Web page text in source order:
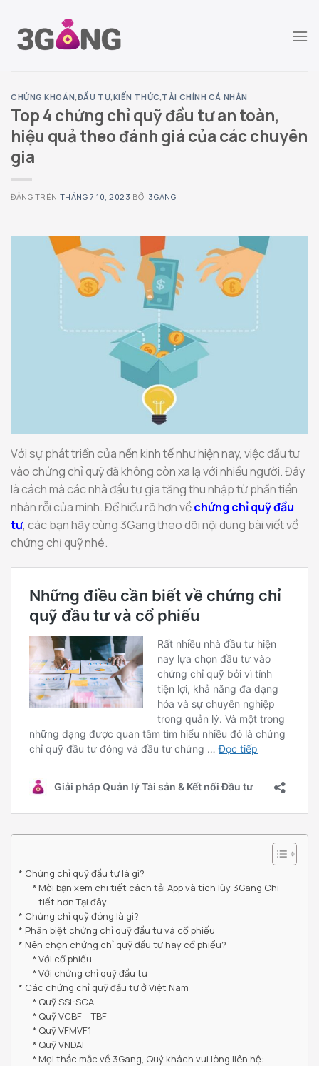
đến
CHỨNG KHOÁN,ĐẦU TƯ,KIẾN THỨC,TÀI CHÍNH CÁ NHÂN
Top 4 chứng chỉ quỹ đầu tư an toàn,
hiệu quả theo đánh giá của các chuyên
gia
ĐĂNG TRÊN THÁNG 7 10, 2023 BỞI 3GANG
Với sự phát triển của nền kinh tế như hiện nay, việc đầu tư
vào chứng chỉ quỹ đã không còn xa lạ với nhiều người. Đây
là cách mà các nhà đầu tư gia tăng thu nhập từ phần tiền
nhàn rỗi của mình. Để hiểu rõ hơn vềchứng chỉ quỹ đầu
tư, các bạn hãy cùng 3Gang theo dõi nội dung bài viết về
chứng chỉ quỹ nhé.
Chứng chỉ quỹ đầu tư là gì?
Mời bạn xem chi tiết cách tải App và tích lũy 3Gang Chi
tiết hơn Tại đây
Chứng chỉ quỹ đóng là gì?
Phân biệt chứng chỉ quỹ đầu tư và cổ phiếu
Nên chọn chứng chỉ quỹ đầu tư hay cổ phiếu?
Với cổ phiếu
Với chứng chỉ quỹ đầu tư
Các chứng chỉ quỹ đầu tư ở Việt Nam
Quỹ SSI-SCA
Quỹ VCBF – TBF
Quỹ VFMVF1
Quỹ VNDAF
Mọi thắc mắc về 3Gang, Quý khách vui lòng liên hệ: